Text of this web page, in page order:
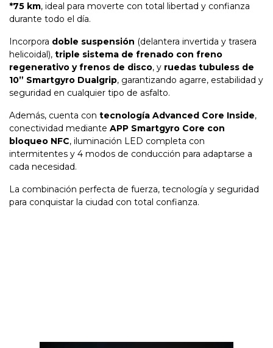
*75 km, ideal para moverte con total libertad y confianza
durante todo el día.
Incorpora doble suspensión (delantera invertida y trasera
helicoidal), triple sistema de frenado con freno
regenerativo y frenos de disco, y ruedas tubuless de
10” Smartgyro Dualgrip, garantizando agarre, estabilidad y
seguridad en cualquier tipo de asfalto.
Además, cuenta con tecnología Advanced Core Inside,
conectividad mediante APP Smartgyro Core con
bloqueo NFC, iluminación LED completa con
intermitentes y 4 modos de conducción para adaptarse a
cada necesidad.
La combinación perfecta de fuerza, tecnología y seguridad
para conquistar la ciudad con total confianza.